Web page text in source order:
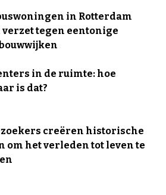
in Rotterdam
tegen eentonige
in de ruimte: hoe
is dat?
creëren historische
om het verleden tot leven te